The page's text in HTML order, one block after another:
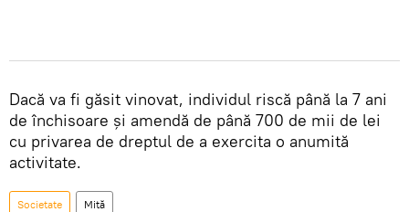
Dacă va fi găsit vinovat, individul riscă până la 7 ani
de închisoare și amendă de până 700 de mii de lei
cu privarea de dreptul de a exercita o anumită
activitate.
Societate Mită